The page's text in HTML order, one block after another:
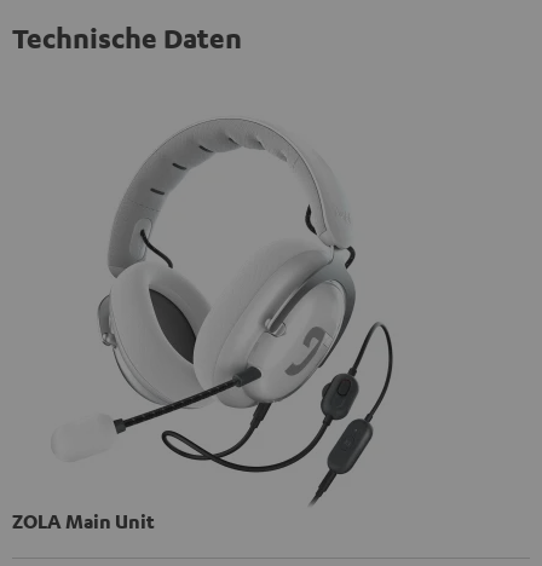
Technische Daten
ZOLA Main Unit